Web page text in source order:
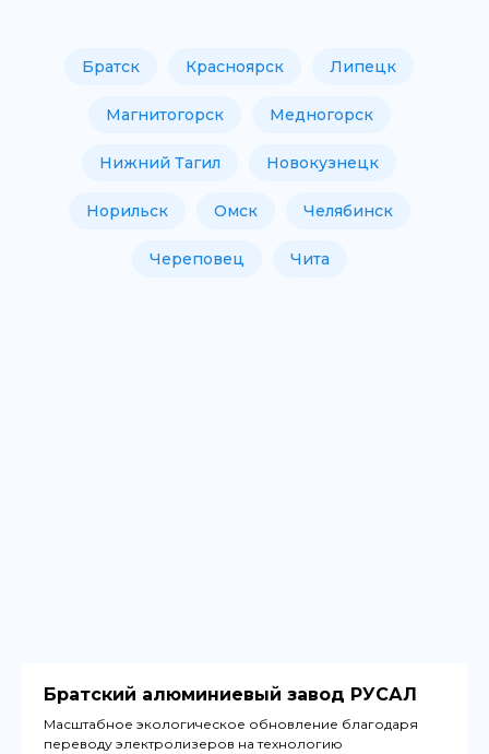
Братск Красноярск Липецк
Магнитогорск Медногорск
Нижний Тагил Новокузнецк
Норильск Омск Челябинск
Череповец Чита
Братский алюминиевый завод РУСАЛ
Масштабное экологическое обновление благодаря
переводу электролизеров на технологию